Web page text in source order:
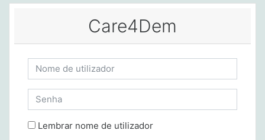
Ir para o conteúdo principal
Care4Dem
Nome de utilizador
Senha
Lembrar nome de utilizador